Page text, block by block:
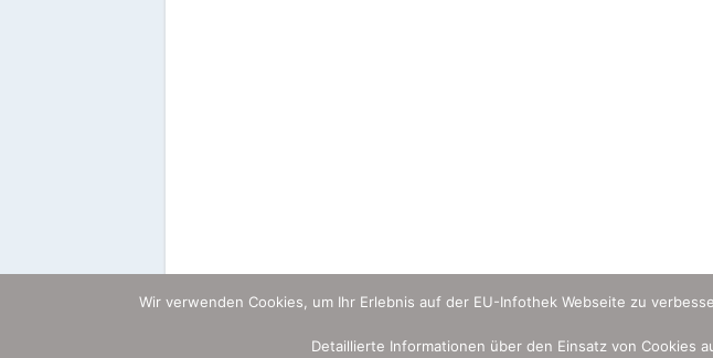
Wir verwenden Cookies, um Ihr Erlebnis auf der EU-Infothek Webseite zu
Detaillierte Informationen über den Einsatz von Cookies